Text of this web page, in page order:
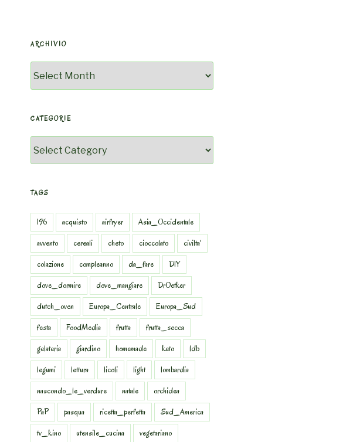
ARCHIVIO
CATEGORIE
TAGS
196 acquisto airfryer
Asia_Occidentale
avvento
cereali cheto cioccolato
civilta'
colazione
compleanno da_fare
DIY
dove_dormire
dove_mangiare
DrOetker
dutch_oven
Europa_Centrale
Europa_Sud
festa
FoodMedia frutta
frutta_secca
gelateria
giardino homemade keto
ldb
legumi
lettura licoli light
lombardia
nascondo_le_verdure
natale
orchidea
PaP
pasqua ricetta_perfetta
Sud_America
tv_kino
utensile_cucina
vegetariano